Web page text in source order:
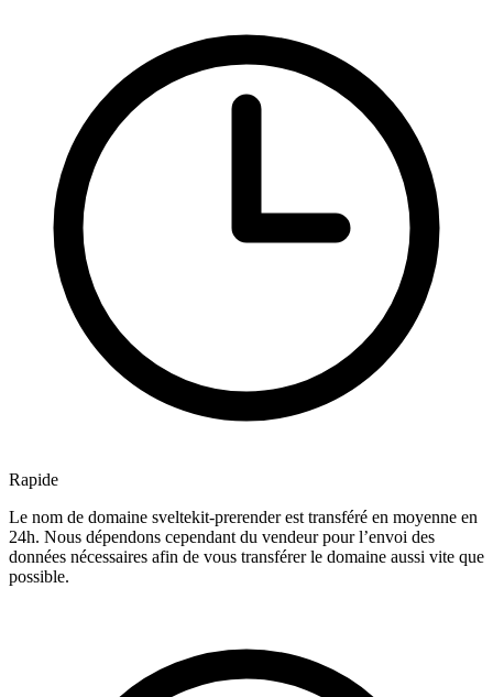
Rapide
Le nom de domaine sveltekit-prerender est transféré en moyenne en
24h. Nous dépendons cependant du vendeur pour l’envoi des
données nécessaires afin de vous transférer le domaine aussi vite que
possible.